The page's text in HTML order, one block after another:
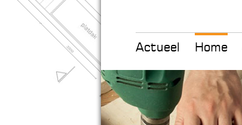
Actueel Home